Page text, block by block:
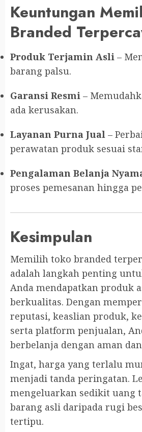
Keuntungan
Branded
Produk Terjamin Asli –
barang palsu.
Garansi Resmi –
ada kerusakan.
Layanan Purna Jual –
perawatan produk sesuai
Pengalaman Belanja
proses pemesanan hingga
Kesimpulan
Memilih toko branded
adalah langkah penting
Anda mendapatkan produk
berkualitas. Dengan
reputasi, keaslian produk,
serta platform penjualan,
berbelanja dengan aman
Ingat, harga yang terlalu
menjadi tanda peringatan.
mengeluarkan sedikit uang
barang asli daripada rugi
tertipu.